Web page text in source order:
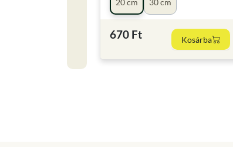
670 Ft Kosárba